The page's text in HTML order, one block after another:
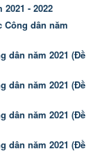
- 2022
dân năm
dân năm 2021 (Đề
dân năm 2021 (Đề
dân năm 2021 (Đề
dân năm 2021 (Đề